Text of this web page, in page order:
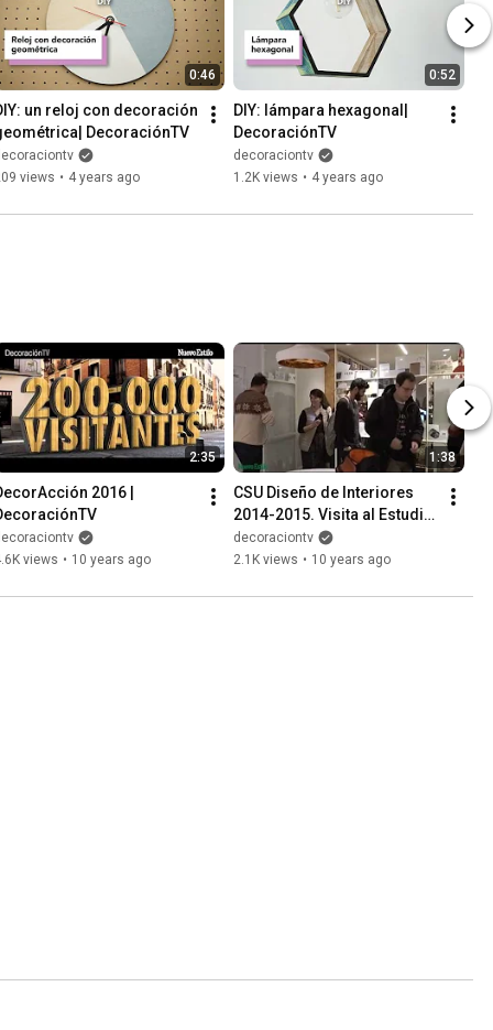
0:46
un reloj con decoración
DecoraciónTV
views • 4 years ago
0:52
DIY: lámpara hexagonal|
DecoraciónTV
decoraciontv
1.2K views • 4 years ago
2:35
2016 |
views • 10 years ago
1:38
CSU Diseño de Interiores
2014-2015. Visita al Estudio
de Pepe Leal |
DecoraciónTV
decoraciontv
2.1K views • 10 years ago